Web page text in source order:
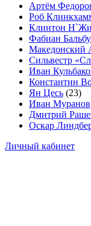
Артём
Роб
Клинтон Н`Жи
Фабиан
Македонский
Сильвестр
Иван
Константин
Ян Цесь (23)
Иван Муранов
Дмитрий
Оскар
Личный кабинет